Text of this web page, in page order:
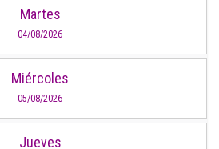
Martes
04/08/2026
Miércoles
05/08/2026
Jueves